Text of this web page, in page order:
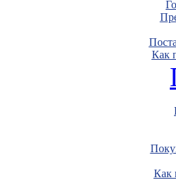
Как
Как